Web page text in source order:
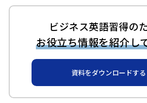
2023.06.15
2023.06.14
ギャビーアカデミーが「ZDNET Japan
ビジネス英語習得の
お役立ち情報を紹介し
資料をダウンロードする